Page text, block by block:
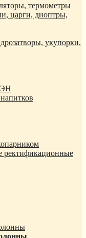
термометры
царги, диоптры,
укупорки,